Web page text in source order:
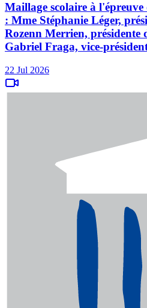
Maillage scolaire à
: Mme Stéphanie Léger,
Rozenn Merrien, présidente
Gabriel Fraga, vice-
22 Jul 2026